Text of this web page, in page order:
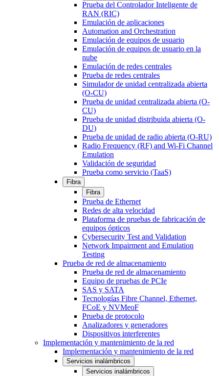
Prueba del Controlador Inteligente de
RAN (RIC)
Emulación de aplicaciones
Automation and Orchestration
Emulación de equipos de usuario
Emulación de equipos de usuario en la
nube
Emulación de redes centrales
Prueba de redes centrales
Simulador de unidad centralizada abierta
(O-CU)
Prueba de unidad centralizada abierta (O-
CU)
Prueba de unidad distribuida abierta (O-
DU)
Prueba de unidad de radio abierta (O-RU)
Radio Frequency (RF) and Wi-Fi Channel
Emulation
Validación de seguridad
Prueba como servicio (TaaS)
Fibra
Fibra
Prueba de Ethernet
Redes de alta velocidad
Plataforma de pruebas de fabricación de
equipos ópticos
Cybersecurity Test and Validation
Network Impairment and Emulation
Testing
Prueba de red de almacenamiento
Prueba de red de almacenamiento
Equipo de pruebas de PCIe
SAS y SATA
Tecnologías Fibre Channel, Ethernet,
FCoE y NVMeoF
Prueba de protocolo
Analizadores y generadores
Dispositivos interferentes
Implementación y mantenimiento de la red
Implementación y mantenimiento de la red
Servicios inalámbricos
Servicios inalámbricos